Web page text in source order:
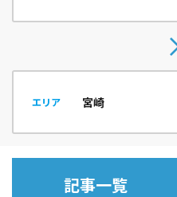
エリア
記事一覧